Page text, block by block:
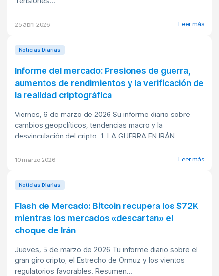
25 abril 2026 Leer más
Noticias Diarias
Informe del mercado: Presiones de guerra,
aumentos de rendimientos y la verificación de
la realidad criptográfica
Viernes, 6 de marzo de 2026 Su informe diario sobre
cambios geopolíticos, tendencias macro y la
desvinculación del cripto. 1. LA GUERRA EN IRÁN...
10 marzo 2026 Leer más
Noticias Diarias
Flash de Mercado: Bitcoin recupera los $72K
mientras los mercados «descartan» el
choque de Irán
Jueves, 5 de marzo de 2026 Tu informe diario sobre el
gran giro cripto, el Estrecho de Ormuz y los vientos
regulatorios favorables. Resumen...